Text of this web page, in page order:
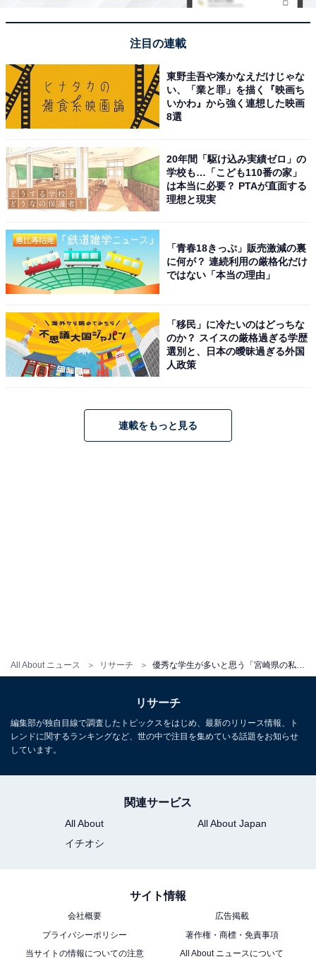
All About ニュース リサーチ 優秀な学生が多いと思う「宮崎県の私立進学校」ランキング！ 2位は「日向学院高等学校」、1位は？
注目の連載
東野圭吾や湊かなえだけじゃな
い、「業と罪」を描く『映画ち
いかわ』から強く連想した映画
8選
20年間「駆け込み実績ゼロ」の
学校も…「こども110番の家」
は本当に必要？ PTAが直面する
理想と現実
「青春18きっぷ」販売激減の裏
に何が？ 連続利用の厳格化だけ
ではない「本当の理由」
「移民」に冷たいのはどっちな
のか？ スイスの厳格過ぎる学歴
選別と、日本の曖昧過ぎる外国
人政策
連載をもっと見る
リサーチ
編集部が独自目線で調査したトピックスをはじめ、最新のリリース情報、ト
レンドに関するランキングなど、世の中で注目を集めている話題をお知らせ
しています。
関連サービス
All About
All About Japan
イチオシ
サイト情報
会社概要
広告掲載
プライバシーポリシー
著作権・商標・免責事項
当サイトの情報についての注意
All About ニュースについて